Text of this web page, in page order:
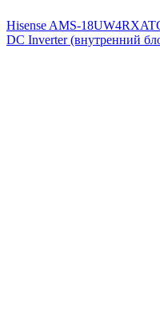
Hisense AMS-
DC Inverter (внутренний